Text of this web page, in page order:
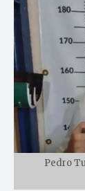
Pedro